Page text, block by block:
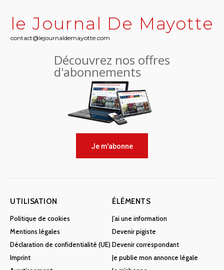
le Journal De Mayotte
contact@lejournaldemayotte.com
Découvrez nos offres
d'abonnements
Je m'abonne
UTILISATION
Politique de cookies
Mentions légales
Déclaration de confidentialité (UE)
Imprint
ÉLÉMENTS
J’ai une information
Devenir pigiste
Devenir correspondant
Je publie mon annonce légale